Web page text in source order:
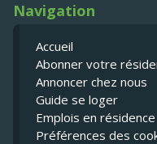
Navigation
Accueil
Abonner votre
Annoncer chez nous
Guide se loger
Emplois en résidence
Préférences des